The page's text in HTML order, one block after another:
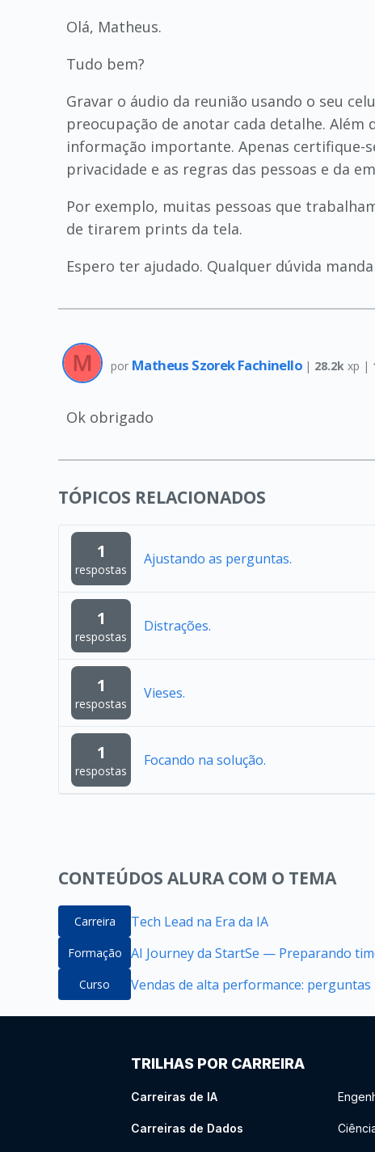
Olá, Matheus.
Tudo bem?
Gravar o áudio da reunião usando o seu
preocupação de anotar cada detalhe.
informação importante. Apenas certifique-
privacidade e as regras das pessoas e da
Por exemplo, muitas pessoas que
de tirarem prints da tela.
Espero ter ajudado. Qualquer dúvida manda
por Matheus Szorek Fachinello | 28.2k xp |
Ok obrigado
TÓPICOS RELACIONADOS
1
respostas
Ajustando as perguntas.
1
respostas
Distrações.
1
respostas
Vieses.
1
respostas
Focando na solução.
CONTEÚDOS ALURA COM O TEMA
Carreira Tech Lead na Era da IA
Formação AI Journey da StartSe — Preparando
Curso Vendas de alta performance: perguntas
TRILHAS POR CARREIRA
Carreiras de IA
Carreiras de Dados